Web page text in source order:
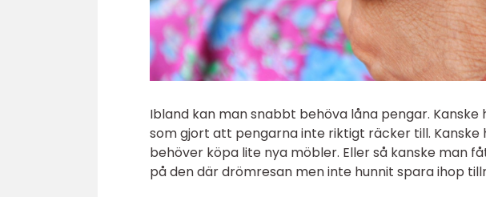
Ibland kan man snabbt behöva låna pengar.
som gjort att pengarna inte riktigt räcker till.
behöver köpa lite nya möbler. Eller så kanske man
på den där drömresan men inte hunnit spara ihop